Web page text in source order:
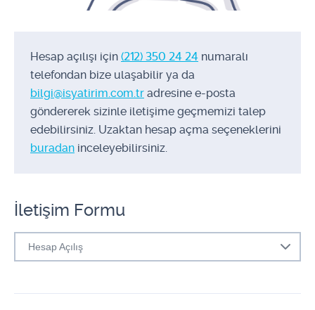
Hesap açılışı için (212) 350 24 24 ​ numaralı
telefondan bize ulaşabilir ya da
bilgi@isyatirim.com.tr adresine e-posta
göndererek sizinle iletişime geçmemizi talep
edebilirsiniz. Uzaktan hesap açma seçeneklerini
buradan inceleyebilirsiniz.​​​​​
İletişim Formu
Hesap Açılış